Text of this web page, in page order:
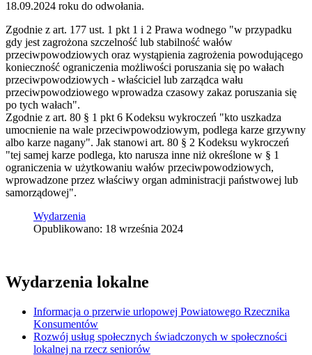
18.09.2024 roku do odwołania.
Zgodnie z art. 177 ust. 1 pkt 1 i 2 Prawa wodnego "w przypadku
gdy jest zagrożona szczelność lub stabilność wałów
przeciwpowodziowych oraz wystąpienia zagrożenia powodującego
konieczność ograniczenia możliwości poruszania się po wałach
przeciwpowodziowych - właściciel lub zarządca wału
przeciwpowodziowego wprowadza czasowy zakaz poruszania się
po tych wałach".
Zgodnie z art. 80 § 1 pkt 6 Kodeksu wykroczeń "kto uszkadza
umocnienie na wale przeciwpowodziowym, podlega karze grzywny
albo karze nagany". Jak stanowi art. 80 § 2 Kodeksu wykroczeń
"tej samej karze podlega, kto narusza inne niż określone w § 1
ograniczenia w użytkowaniu wałów przeciwpowodziowych,
wprowadzone przez właściwy organ administracji państwowej lub
samorządowej".
Wydarzenia
Opublikowano: 18 września 2024
Wydarzenia lokalne
Informacja o przerwie urlopowej Powiatowego Rzecznika
Konsumentów
Rozwój usług społecznych świadczonych w społeczności
lokalnej na rzecz seniorów